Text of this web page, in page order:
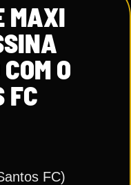
MAXI
O
FC
FC)